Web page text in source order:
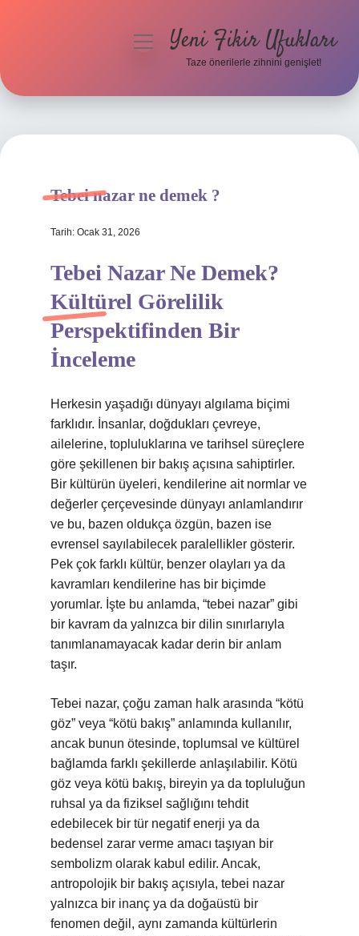
Hakkımızda
menüyüYeni Fikir Ufukları
Taze önerilerle zihnini genişlet!
Tebei nazar ne demek ?
Tarih: Ocak 31, 2026
Tebei Nazar Ne Demek?
Kültürel Görelilik
Perspektifinden Bir
İnceleme
Herkesin yaşadığı dünyayı algılama biçimi
farklıdır. İnsanlar, doğdukları çevreye,
ailelerine, topluluklarına ve tarihsel süreçlere
göre şekillenen bir bakış açısına sahiptirler.
Bir kültürün üyeleri, kendilerine ait normlar ve
değerler çerçevesinde dünyayı anlamlandırır
ve bu, bazen oldukça özgün, bazen ise
evrensel sayılabilecek paralellikler gösterir.
Pek çok farklı kültür, benzer olayları ya da
kavramları kendilerine has bir biçimde
yorumlar. İşte bu anlamda, “tebei nazar” gibi
bir kavram da yalnızca bir dilin sınırlarıyla
tanımlanamayacak kadar derin bir anlam
taşır.
Tebei nazar, çoğu zaman halk arasında “kötü
göz” veya “kötü bakış” anlamında kullanılır,
ancak bunun ötesinde, toplumsal ve kültürel
bağlamda farklı şekillerde anlaşılabilir. Kötü
göz veya kötü bakış, bireyin ya da topluluğun
ruhsal ya da fiziksel sağlığını tehdit
edebilecek bir tür negatif enerji ya da
bedensel zarar verme amacı taşıyan bir
sembolizm olarak kabul edilir. Ancak,
antropolojik bir bakış açısıyla, tebei nazar
yalnızca bir inanç ya da doğaüstü bir
fenomen değil, aynı zamanda kültürlerin